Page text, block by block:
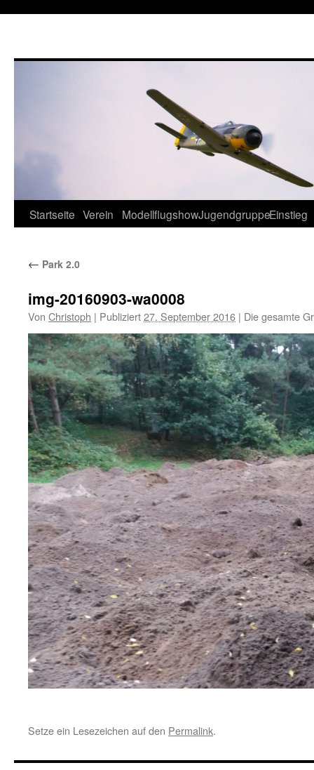
Springe
Inhalt
Startseite Verein ModellflugshowJugendgruppeEinstieg
← Park 2.0
img-20160903-wa0008
Von Christoph | Publiziert27. September 2016 | Die gesamte
Setze ein Lesezeichen auf den Permalink.